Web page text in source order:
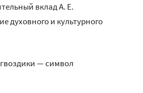
вклад А. Е.
духовного и культурного
— символ